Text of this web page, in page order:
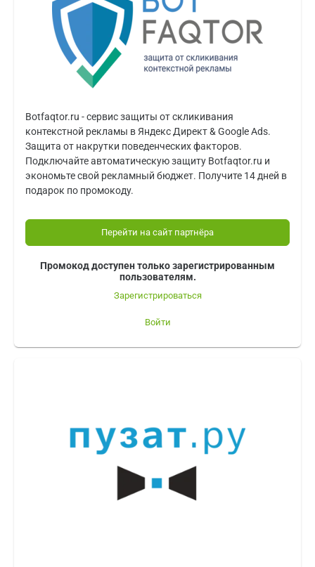
Botfaqtor.ru - сервис защиты от скликивания
контекстной рекламы в Яндекс Директ & Google Ads.
Защита от накрутки поведенческих факторов.
Подключайте автоматическую защиту Botfaqtor.ru и
экономьте свой рекламный бюджет. Получите 14 дней в
подарок по промокоду.
Перейти на сайт партнёра
Промокод доступен только зарегистрированным
пользователям.
Зарегистрироваться
Войти